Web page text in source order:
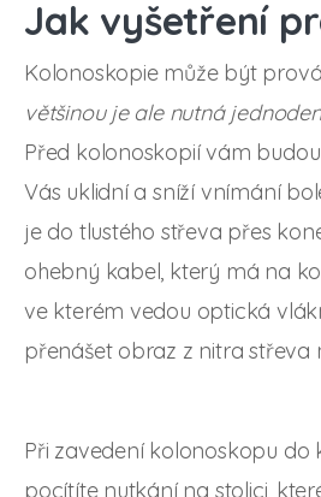
Jak vyšetření
Kolonoskopie může být
většinou je ale nutná
Před kolonoskopií vám
Vás uklidní a sníží vnímání
je do tlustého střeva přes
ohebný kabel, který má na
ve kterém vedou optická
přenášet obraz z nitra střeva
Při zavedení kolonoskopu do
pocítíte nutkání na stolici,